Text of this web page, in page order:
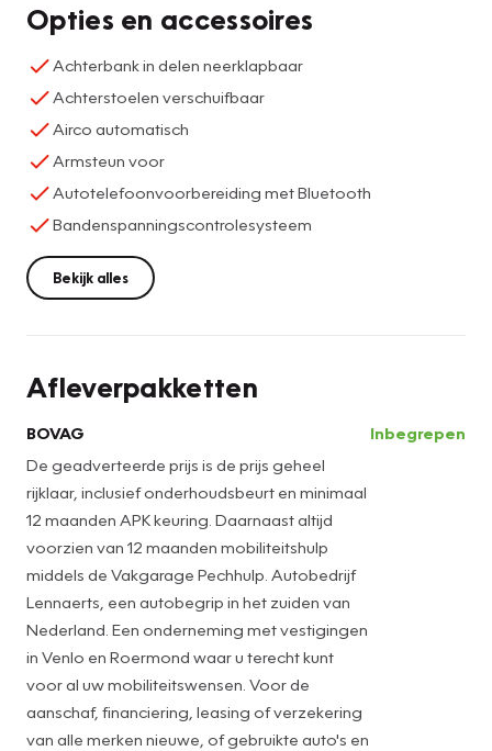
Opties en accessoires
Achterbank in delen neerklapbaar
Achterstoelen verschuifbaar
Airco automatisch
Armsteun voor
Autotelefoonvoorbereiding met Bluetooth
Bandenspanningscontrolesysteem
Bekijk alles
Afleverpakketten
BOVAG
De geadverteerde prijs is de prijs geheel
rijklaar, inclusief onderhoudsbeurt en minimaal
12 maanden APK keuring. Daarnaast altijd
voorzien van 12 maanden mobiliteitshulp
middels de Vakgarage Pechhulp. Autobedrijf
Lennaerts, een autobegrip in het zuiden van
Nederland. Een onderneming met vestigingen
in Venlo en Roermond waar u terecht kunt
voor al uw mobiliteitswensen. Voor de
aanschaf, financiering, leasing of verzekering
van alle merken nieuwe, of gebruikte auto's en
Inbegrepen